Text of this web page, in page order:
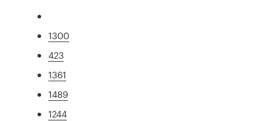
1300
423
1361
1489
1244